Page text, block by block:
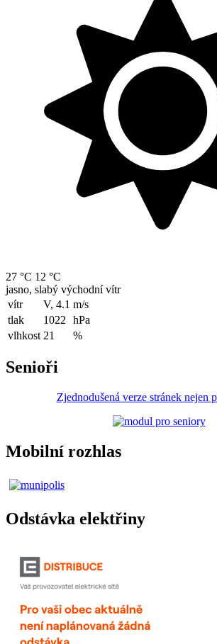
27 °C 12 °C
jasno, slabý východní vítr
vítr
V, 4.1 m/s
tlak
1022
hPa
vlhkost 21 %
Senioři
Zjednodušená verze stránek nejen
Mobilní rozhlas
Odstávka elektřiny